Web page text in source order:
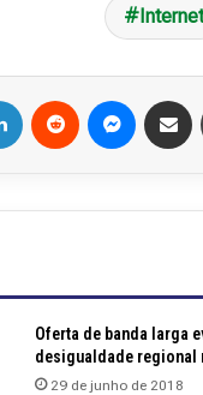
Internet
Oferta de banda larga
desigualdade regional
29 de junho de 2018